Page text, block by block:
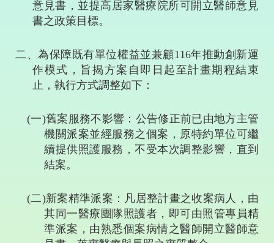
意見書，並提高居家醫療院所可開立醫師意見
書之政策目標。
二、為保障既有單位權益並兼顧116年推動創新運
作模式，旨揭方案自即日起至計畫期程結束
止，執行方式調整如下：
(一)舊案服務不影響：公告修正前已由地方主管
機關派案並經服務之個案，原特約單位可繼
續提供照護服務，不受本次調整影響，直到
結案。
(二)新案精準派案：凡居整計畫之收案病人，由
其同一醫療團隊照護者，即可由照管專員精
準派案，由熟悉個案病情之醫師開立醫師意